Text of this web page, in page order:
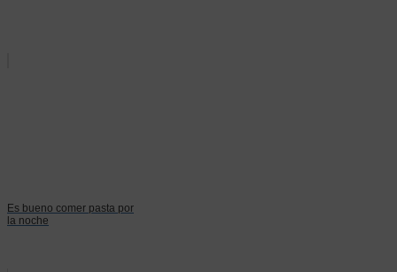
Es bueno comer pasta por
la noche